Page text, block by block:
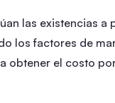
las existencias a
los factores de
obtener el costo